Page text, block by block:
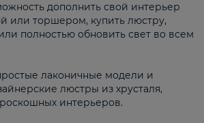
дополнить свой интерьер
или торшером, купить люстру,
полностью обновить свет во всем
лаконичные модели и
люстры из хрусталя,
интерьеров.